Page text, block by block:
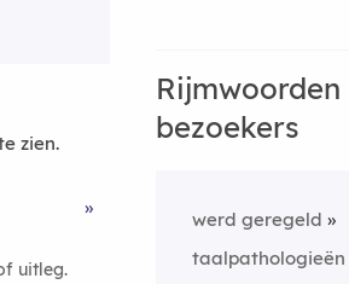
zien.
»
uitleg.
Rijmwoorden
bezoekers
werd geregeld
taalpathologieën